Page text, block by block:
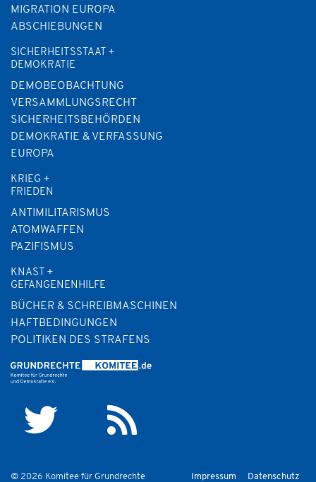
MIGRATION EUROPA
ABSCHIEBUNGEN
SICHERHEITSSTAAT +
DEMOKRATIE
DEMOBEOBACHTUNG
VERSAMMLUNGSRECHT
SICHERHEITSBEHÖRDEN
DEMOKRATIE & VERFASSUNG
EUROPA
KRIEG +
FRIEDEN
ANTIMILITARISMUS
ATOMWAFFEN
PAZIFISMUS
KNAST +
GEFANGENENHILFE
BÜCHER & SCHREIBMASCHINEN
HAFTBEDINGUNGEN
POLITIKEN DES STRAFENS
© 2026 Komitee für Grundrechte Impressum Datenschutz